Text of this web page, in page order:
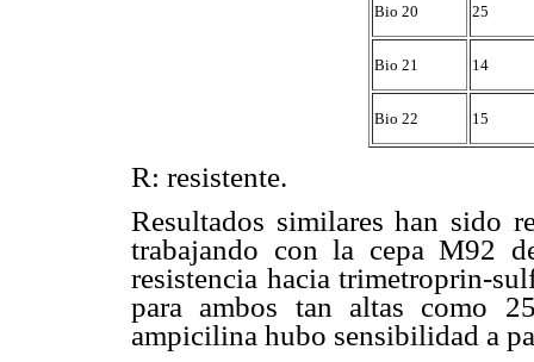
Bio 20 25
Bio 21 14
Bio 22 15
R: resistente.
Resultados similares han sido
trabajando con la cepa M92
resistencia hacia trimetroprin-
para ambos tan altas como
ampicilina hubo sensibilidad a